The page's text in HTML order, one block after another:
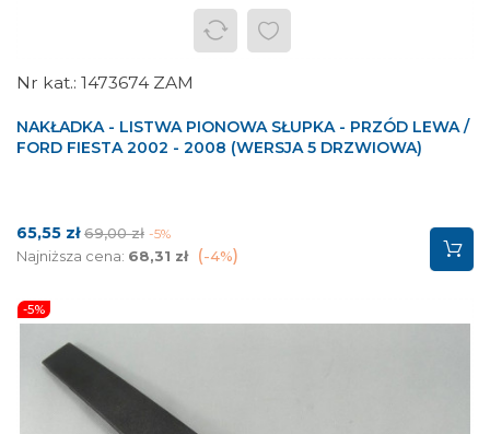
1473674 ZAM
NAKŁADKA - LISTWA PIONOWA SŁUPKA - PRZÓD LEWA /
FORD FIESTA 2002 - 2008 (WERSJA 5 DRZWIOWA)
Cena
65,55 zł Cena
podstawowa
69,00 zł -5%
Najniższa cena: 68,31 zł -4%
-5%